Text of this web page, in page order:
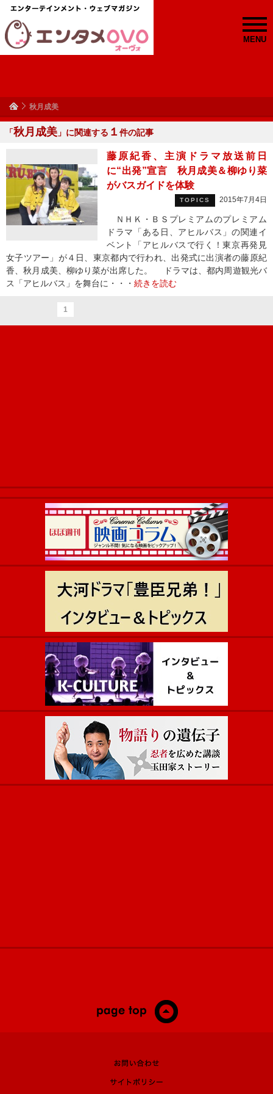
MENU
秋月成美
「秋月成美 」に関連する １ 件の記事
藤原紀香、主演ドラマ放送前日
に“出発”宣言 秋月成美＆柳ゆり菜
がバスガイドを体験
TOPICS 2015年7月4日
ＮＨＫ・ＢＳプレミアムのプレミアム
ドラマ「ある日、アヒルバス」の関連イ
ベント「アヒルバスで行く！東京再発見
女子ツアー」が４日、東京都内で行われ、出発式に出演者の藤原紀
香、秋月成美、柳ゆり菜が出席した。 ドラマは、都内周遊観光バ
ス「アヒルバス」を舞台に・・・ 続きを読む
1